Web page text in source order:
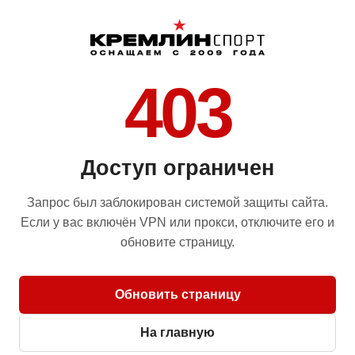
403
Доступ ограничен
Запрос был заблокирован системой защиты сайта.
Если у вас включён VPN или прокси, отключите его и
обновите страницу.
Обновить страницу
На главную